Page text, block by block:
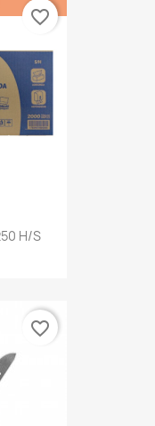
H/S
favorite_border
favorite_border